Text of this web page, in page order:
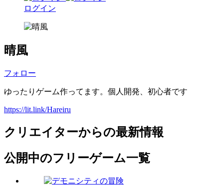
ログイン
晴風
フォロー
ゆったりゲーム作ってます。個人開発、初心者です
https://lit.link/Hareiru
クリエイターからの最新情報
公開中のフリーゲーム一覧